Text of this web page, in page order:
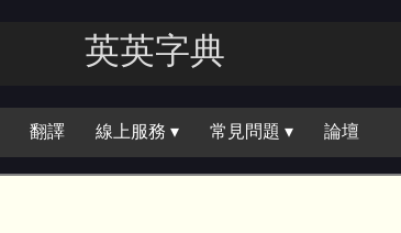
英英字典
翻譯 線上服務 ▾ 常見問題 ▾ 論壇